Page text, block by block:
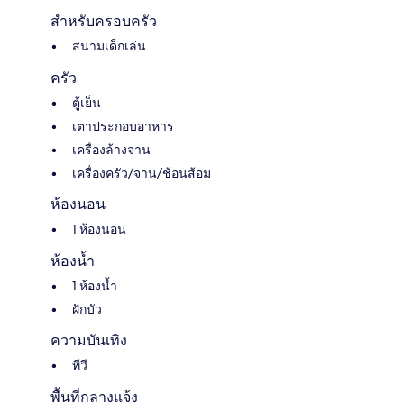
สำหรับครอบครัว
สนามเด็กเล่น
ครัว
ตู้เย็น
เตาประกอบอาหาร
เครื่องล้างจาน
เครื่องครัว/จาน/ช้อนส้อม
ห้องนอน
1 ห้องนอน
ห้องน้ำ
1 ห้องน้ำ
ฝักบัว
ความบันเทิง
ทีวี
พื้นที่กลางแจ้ง